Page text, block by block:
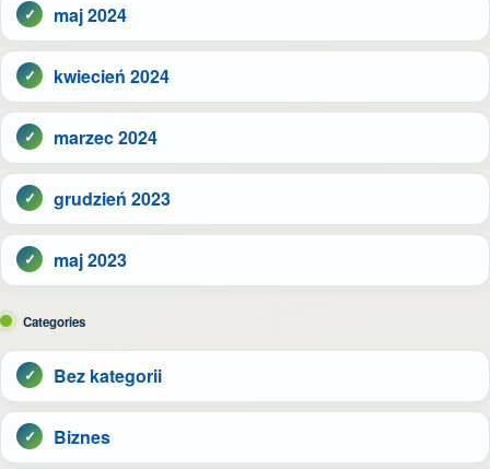
maj 2024
kwiecień 2024
marzec 2024
grudzień 2023
maj 2023
Categories
Bez kategorii
Biznes